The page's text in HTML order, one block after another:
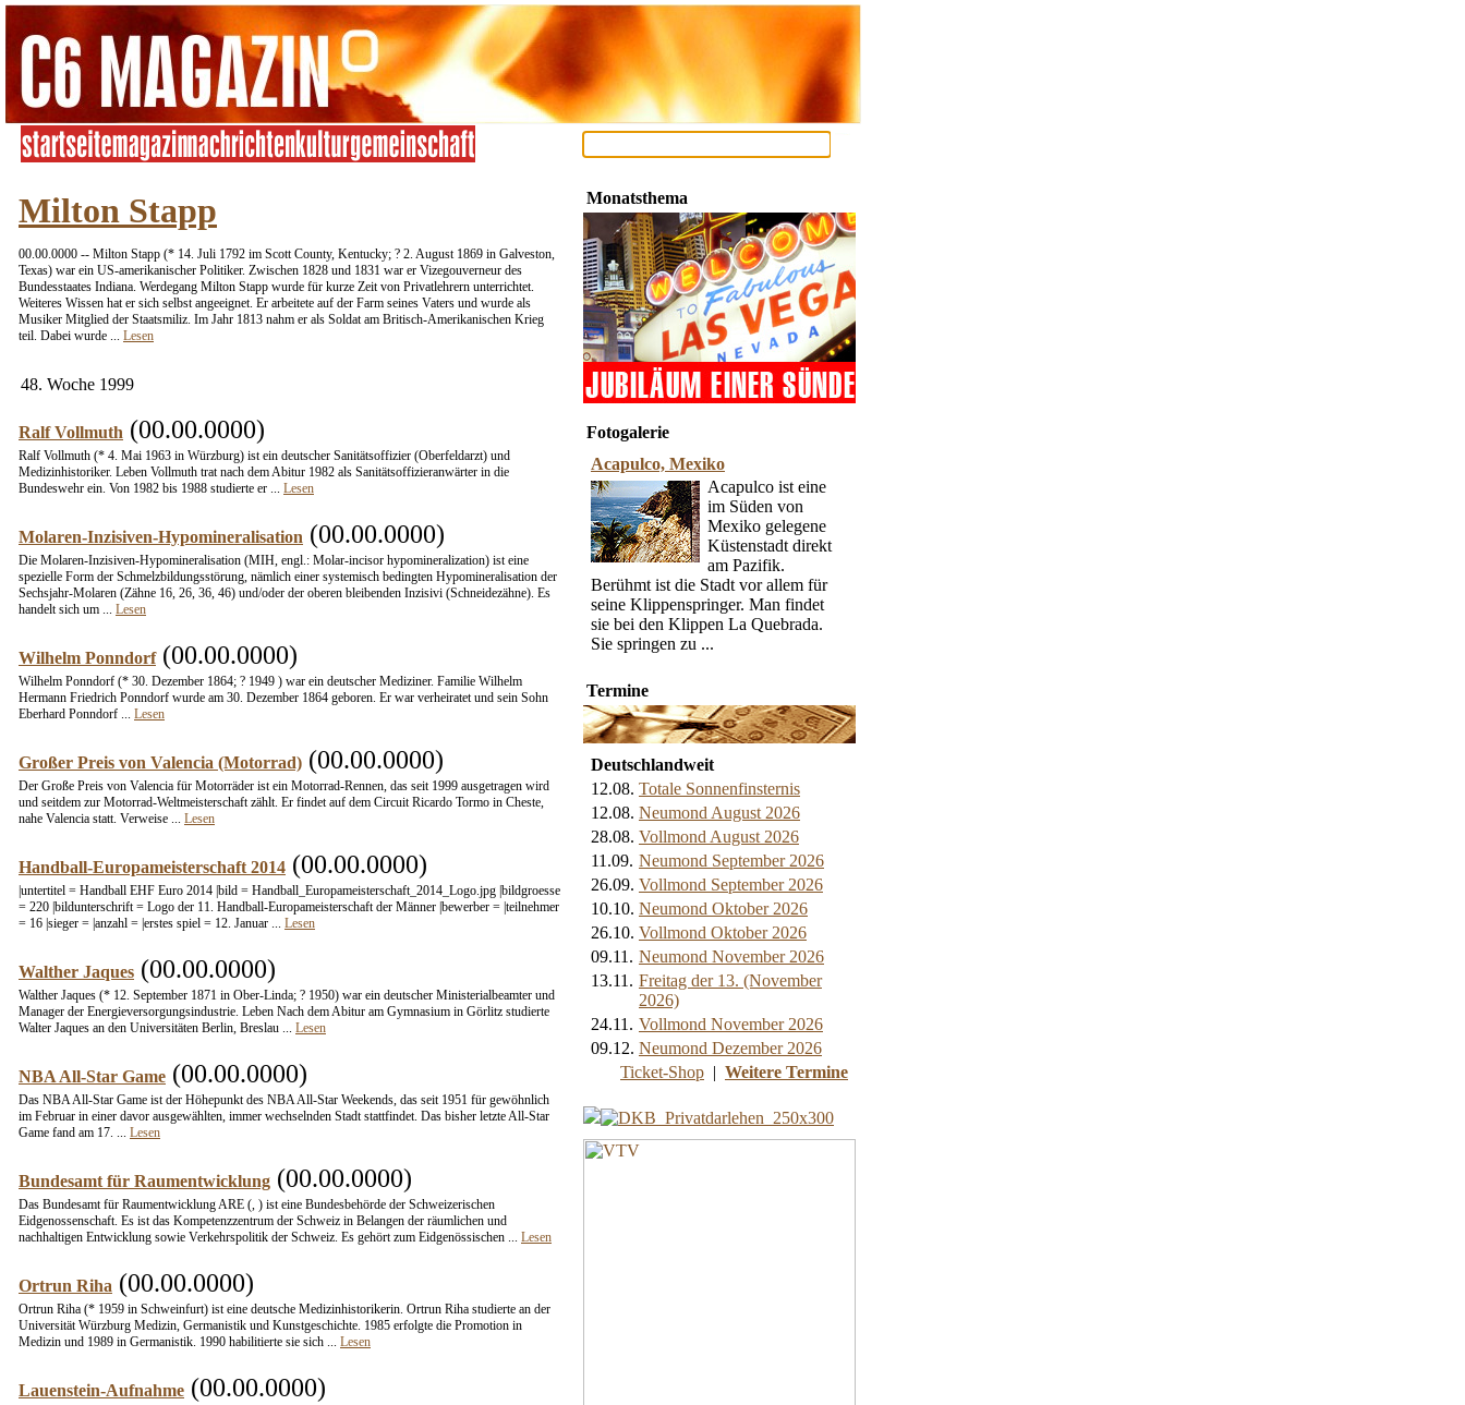
Milton Stapp
00.00.0000 -- Milton Stapp (* 14. Juli 1792 im Scott County, Kentucky; ? 2. August 1869 in Galveston,
Texas) war ein US-amerikanischer Politiker. Zwischen 1828 und 1831 war er Vizegouverneur des
Bundesstaates Indiana. Werdegang Milton Stapp wurde für kurze Zeit von Privatlehrern unterrichtet.
Weiteres Wissen hat er sich selbst angeeignet. Er arbeitete auf der Farm seines Vaters und wurde als
Musiker Mitglied der Staatsmiliz. Im Jahr 1813 nahm er als Soldat am Britisch-Amerikanischen Krieg
teil. Dabei wurde ... Lesen
48. Woche 1999
Ralf Vollmuth (00.00.0000)
Ralf Vollmuth (* 4. Mai 1963 in Würzburg) ist ein deutscher Sanitätsoffizier (Oberfeldarzt) und
Medizinhistoriker. Leben Vollmuth trat nach dem Abitur 1982 als Sanitätsoffizieranwärter in die
Bundeswehr ein. Von 1982 bis 1988 studierte er ... Lesen
Molaren-Inzisiven-Hypomineralisation (00.00.0000)
Die Molaren-Inzisiven-Hypomineralisation (MIH, engl.: Molar-incisor hypomineralization) ist eine
spezielle Form der Schmelzbildungsstörung, nämlich einer systemisch bedingten Hypomineralisation der
Sechsjahr-Molaren (Zähne 16, 26, 36, 46) und/oder der oberen bleibenden Inzisivi (Schneidezähne). Es
handelt sich um ... Lesen
Wilhelm Ponndorf (00.00.0000)
Wilhelm Ponndorf (* 30. Dezember 1864; ? 1949 ) war ein deutscher Mediziner. Familie Wilhelm
Hermann Friedrich Ponndorf wurde am 30. Dezember 1864 geboren. Er war verheiratet und sein Sohn
Eberhard Ponndorf ... Lesen
Großer Preis von Valencia (Motorrad) (00.00.0000)
Der Große Preis von Valencia für Motorräder ist ein Motorrad-Rennen, das seit 1999 ausgetragen wird
und seitdem zur Motorrad-Weltmeisterschaft zählt. Er findet auf dem Circuit Ricardo Tormo in Cheste,
nahe Valencia statt. Verweise ... Lesen
Handball-Europameisterschaft 2014 (00.00.0000)
|untertitel = Handball EHF Euro 2014 |bild = Handball_Europameisterschaft_2014_Logo.jpg |bildgroesse
= 220 |bildunterschrift = Logo der 11. Handball-Europameisterschaft der Männer |bewerber = |teilnehmer
= 16 |sieger = |anzahl = |erstes spiel = 12. Januar ... Lesen
Walther Jaques (00.00.0000)
Walther Jaques (* 12. September 1871 in Ober-Linda; ? 1950) war ein deutscher Ministerialbeamter und
Manager der Energieversorgungsindustrie. Leben Nach dem Abitur am Gymnasium in Görlitz studierte
Walter Jaques an den Universitäten Berlin, Breslau ... Lesen
NBA All-Star Game (00.00.0000)
Das NBA All-Star Game ist der Höhepunkt des NBA All-Star Weekends, das seit 1951 für gewöhnlich
im Februar in einer davor ausgewählten, immer wechselnden Stadt stattfindet. Das bisher letzte All-Star
Game fand am 17. ... Lesen
Bundesamt für Raumentwicklung (00.00.0000)
Das Bundesamt für Raumentwicklung ARE (, ) ist eine Bundesbehörde der Schweizerischen
Eidgenossenschaft. Es ist das Kompetenzzentrum der Schweiz in Belangen der räumlichen und
nachhaltigen Entwicklung sowie Verkehrspolitik der Schweiz. Es gehört zum Eidgenössischen ... Lesen
Ortrun Riha (00.00.0000)
Ortrun Riha (* 1959 in Schweinfurt) ist eine deutsche Medizinhistorikerin. Ortrun Riha studierte an der
Universität Würzburg Medizin, Germanistik und Kunstgeschichte. 1985 erfolgte die Promotion in
Medizin und 1989 in Germanistik. 1990 habilitierte sie sich ... Lesen
Lauenstein-Aufnahme (00.00.0000)
Monatsthema
Fotogalerie
Acapulco, Mexiko
Acapulco ist eine
im Süden von
Mexiko gelegene
Küstenstadt direkt
am Pazifik.
Berühmt ist die Stadt vor allem für
seine Klippenspringer. Man findet
sie bei den Klippen La Quebrada.
Sie springen zu ...
Termine
Deutschlandweit
12.08. Totale Sonnenfinsternis
12.08. Neumond August 2026
28.08. Vollmond August 2026
11.09. Neumond September 2026
26.09. Vollmond September 2026
10.10. Neumond Oktober 2026
26.10. Vollmond Oktober 2026
09.11. Neumond November 2026
13.11. Freitag der 13. (November
2026)
24.11. Vollmond November 2026
09.12. Neumond Dezember 2026
Ticket-Shop | Weitere Termine